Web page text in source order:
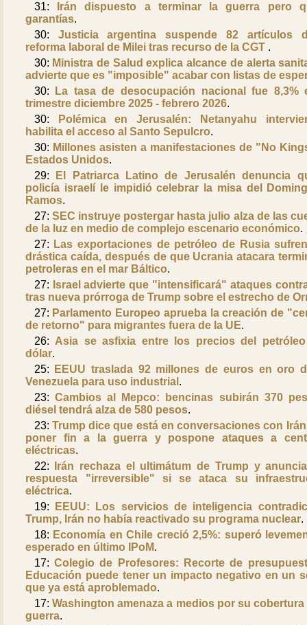
31:
Irán dispuesto a terminar la guerra pero
garantías.
30: Justicia argentina suspende 82 artículos
reforma laboral de Milei tras recurso de la CGT .
30: Ministra de Salud explica alcance de alerta
advierte que es "imposible" acabar con listas de
30:
La tasa de desocupación nacional fue 8,3%
trimestre diciembre 2025 - febrero 2026.
30:
Polémica en Jerusalén: Netanyahu
habilita el acceso al Santo Sepulcro.
30: Millones asisten a manifestaciones de "No
Estados Unidos.
29:
El Patriarca Latino de Jerusalén denuncia
policía israelí le impidió celebrar la misa del
Ramos.
27: SEC instruye postergar hasta julio alza de las
de la luz en medio de complejo escenario económico.
27: Las exportaciones de petróleo de Rusia
drástica caída, después de que Ucrania atacara
petroleras en el mar Báltico.
27: Israel advierte que "intensificará" ataques
tras nueva prórroga de Trump sobre el estrecho de
27: Parlamento Europeo aprueba la creación de
de retorno" para migrantes fuera de la UE.
26: Asia se asfixia entre los precios del
dólar.
25:
EEUU traslada 92 millones de euros en oro
Venezuela para uso industrial .
23: Cambios al Mepco: bencinas subirán 370
diésel tendrá alza de 580 pesos.
23: Trump dice que está en conversaciones con
poner fin a la guerra y pospone ataques a
eléctricas.
22:
Irán rechaza el ultimátum de Trump y
respuesta "irreversible" si se ataca su
eléctrica.
19:
EEUU: Los servicios de inteligencia
Trump, Irán no había reactivado su programa nuclear.
18: Economía en Chile creció 2,5%: superó
esperado en último IPoM.
17:Colegio de Profesores: Recorte de
Educación puede tener un impacto negativo en un
que ya está aproblemado.
17: Washington amenaza a medios por su cobertura
guerra.